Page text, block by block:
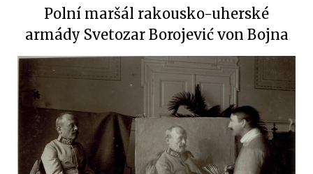
Polní maršál rakousko-uherské
armády Svetozar Borojević von Bojna